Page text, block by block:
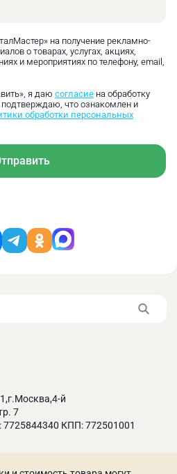
на получение рекламно-
о товарах, услугах, акциях,
и мероприятиях по телефону, email,
я даю согласие на обработку
что ознакомлен и
обработки персональных
й
7
КПП: 772501001